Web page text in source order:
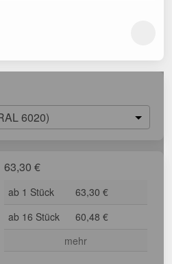
6020)
63,30 €
ab 1 Stück
63,30 €
ab 16 Stück
60,48 €
mehr